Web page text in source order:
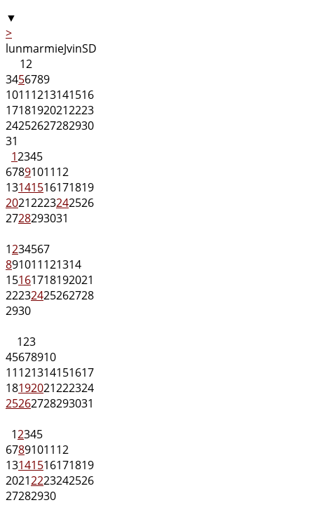
▼
>
lunmarmieJvinSD
12
3456789
10111213141516
17181920212223
24252627282930
31
12345
6789101112
13141516171819
20212223242526
2728293031
1234567
891011121314
15161718192021
22232425262728
2930
123
45678910
11121314151617
18192021222324
25262728293031
12345
6789101112
13141516171819
20212223242526
27282930